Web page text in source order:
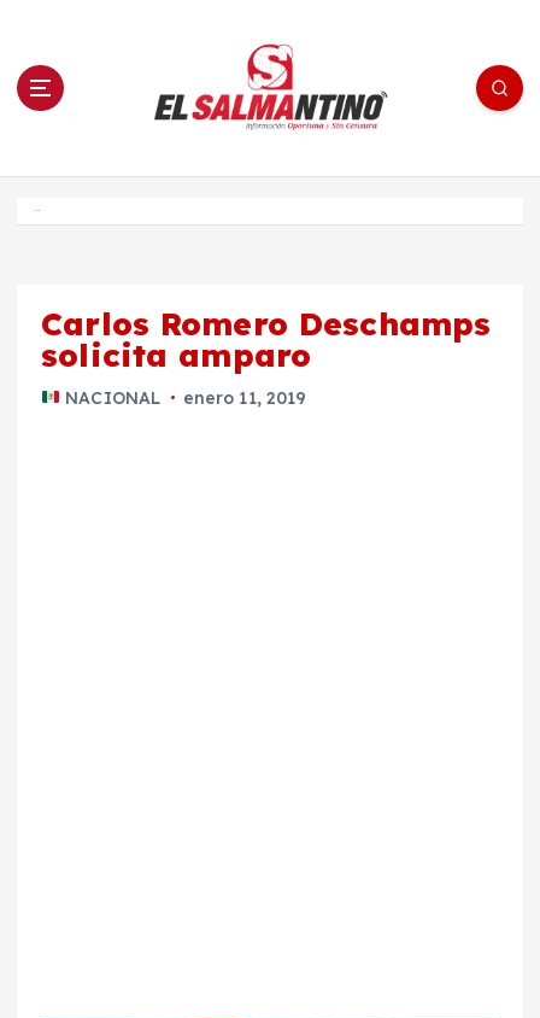
n El Salmantino - medios/noticias/editorial
Carlos Romero Deschamps
solicita amparo
NACIONAL enero 11, 2019